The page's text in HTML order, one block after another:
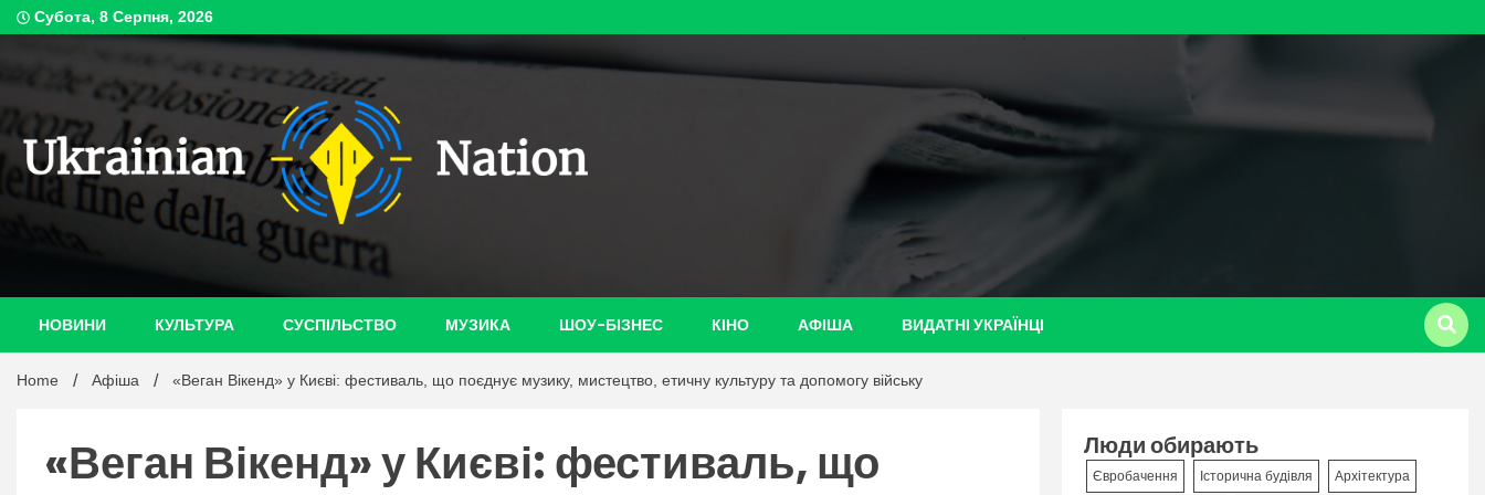
Skip
to
Субота, 8 Серпня, 2026
ukrainian-
НОВИНИ КУЛЬТУРА СУСПІЛЬСТВО МУЗИКА ШОУ-БІЗНЕС КІНО АФІША ВИДАТНІ УКРАЇНЦІ
Home Афіша «Веган Вікенд» у Києві: фестиваль, що поєднує музику, мистецтво, етичну культуру та допомогу війську
«Веган Вікенд» у Києві: фестиваль, що
Люди обирають
Євробачення Історична будівля Архітектура